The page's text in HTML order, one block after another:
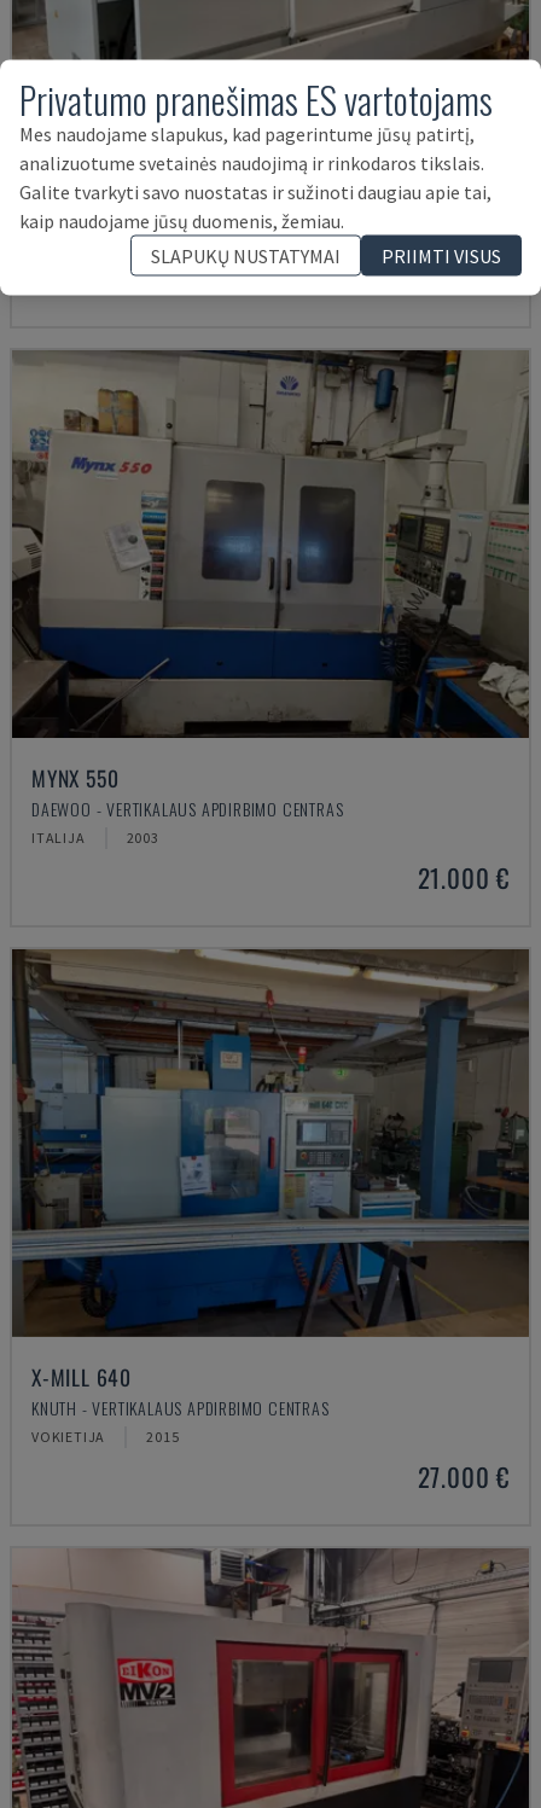
U5-1530
SPINNER - VERTIKALAUS APDIRBIMO CENTRAS
2021 6.000 VAL.
145.000 €
MYNX 550
DAEWOO - VERTIKALAUS APDIRBIMO CENTRAS
ITALIJA 2003
21.000 €
X-MILL 640
KNUTH - VERTIKALAUS APDIRBIMO CENTRAS
VOKIETIJA 2015
27.000 €
Privatumo pranešimas ES vartotojams
Mes naudojame slapukus, kad pagerintume jūsų patirtį,
analizuotume svetainės naudojimą ir rinkodaros tikslais.
Galite tvarkyti savo nuostatas ir sužinoti daugiau apie tai,
kaip naudojame jūsų duomenis, žemiau.
SLAPUKŲ NUSTATYMAI
PRIIMTI VISUS